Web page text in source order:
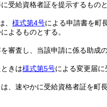
受給資格者証を提示するものと
様式第4号による申請書を町
よるものとする。
審査し、当該申請に係る助成
きは様式第5号による変更届に
、速やかに受給資格者証を町